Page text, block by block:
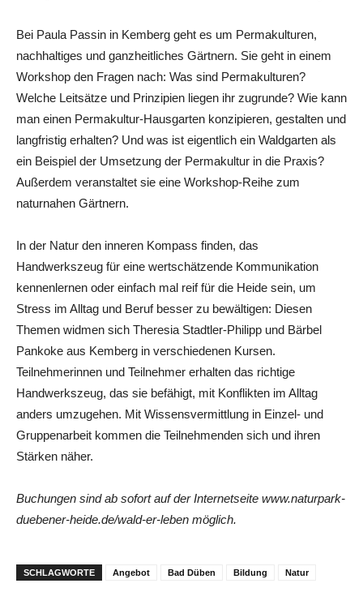
Bei Paula Passin in Kemberg geht es um Permakulturen,
nachhaltiges und ganzheitliches Gärtnern. Sie geht in einem
Workshop den Fragen nach: Was sind Permakulturen?
Welche Leitsätze und Prinzipien liegen ihr zugrunde? Wie kann
man einen Permakultur-Hausgarten konzipieren, gestalten und
langfristig erhalten? Und was ist eigentlich ein Waldgarten als
ein Beispiel der Umsetzung der Permakultur in die Praxis?
Außerdem veranstaltet sie eine Workshop-Reihe zum
naturnahen Gärtnern.
In der Natur den inneren Kompass finden, das
Handwerkszeug für eine wertschätzende Kommunikation
kennenlernen oder einfach mal reif für die Heide sein, um
Stress im Alltag und Beruf besser zu bewältigen: Diesen
Themen widmen sich Theresia Stadtler-Philipp und Bärbel
Pankoke aus Kemberg in verschiedenen Kursen.
Teilnehmerinnen und Teilnehmer erhalten das richtige
Handwerkszeug, das sie befähigt, mit Konflikten im Alltag
anders umzugehen. Mit Wissensvermittlung in Einzel- und
Gruppenarbeit kommen die Teilnehmenden sich und ihren
Stärken näher.
Buchungen sind ab sofort auf der Internetseite www.naturpark-
duebener-heide.de/wald-er-leben möglich.
SCHLAGWORTE Angebot Bad Düben Bildung Natur